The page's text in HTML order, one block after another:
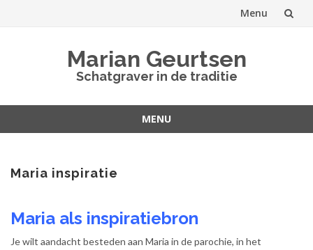
Menu
Marian Geurtsen
Schatgraver in de traditie
MENU
inhoud
Maria inspiratie
Maria als inspiratiebron
Je wilt aandacht besteden aan Maria in de parochie, in het